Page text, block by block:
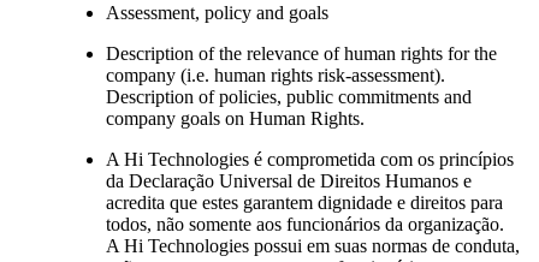
Assessment, policy and goals
Description of the relevance of human rights for the
company (i.e. human rights risk-assessment).
Description of policies, public commitments and
company goals on Human Rights.
A Hi Technologies é comprometida com os princípios
da Declaração Universal de Direitos Humanos e
acredita que estes garantem dignidade e direitos para
todos, não somente aos funcionários da organização.
A Hi Technologies possui em suas normas de conduta,